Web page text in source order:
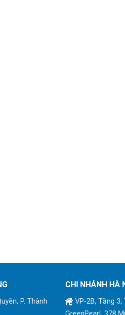
P. Thành
CHI NHÁNH HÀ
VP-2B, Tầng 3,